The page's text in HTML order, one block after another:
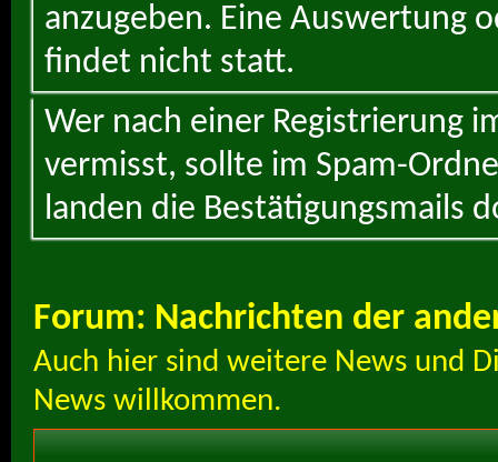
anzugeben. Eine Auswertung
findet nicht statt.
Wer nach einer Registrierung
vermisst, sollte im Spam-
landen die Bestätigungsmails
Forum: Nachrichten der
Auch hier sind weitere News und
News willkommen.